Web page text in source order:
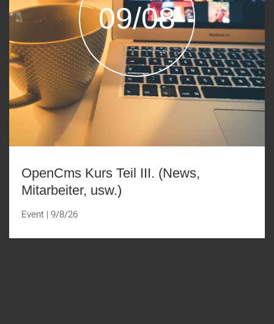
09/08
OpenCms Kurs Teil III. (News,
Mitarbeiter, usw.)
Event | 9/8/26